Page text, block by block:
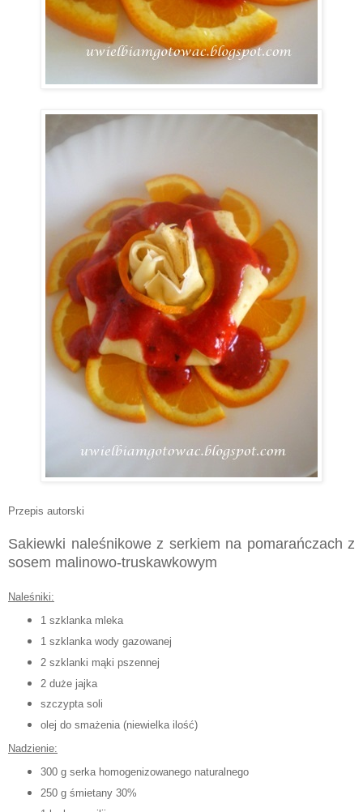
Przepis autorski
Sakiewki naleśnikowe z serkiem na pomarańczach z
sosem malinowo-truskawkowym
Naleśniki:
1 szklanka mleka
1 szklanka wody gazowanej
2 szklanki mąki pszennej
2 duże jajka
szczypta soli
olej do smażenia (niewielka ilość)
Nadzienie:
300 g serka homogenizowanego naturalnego
250 g śmietany 30%